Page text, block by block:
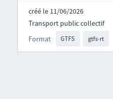
créé le 11/06/2026
Format GTFS gtfs-rt
Transport public collectif